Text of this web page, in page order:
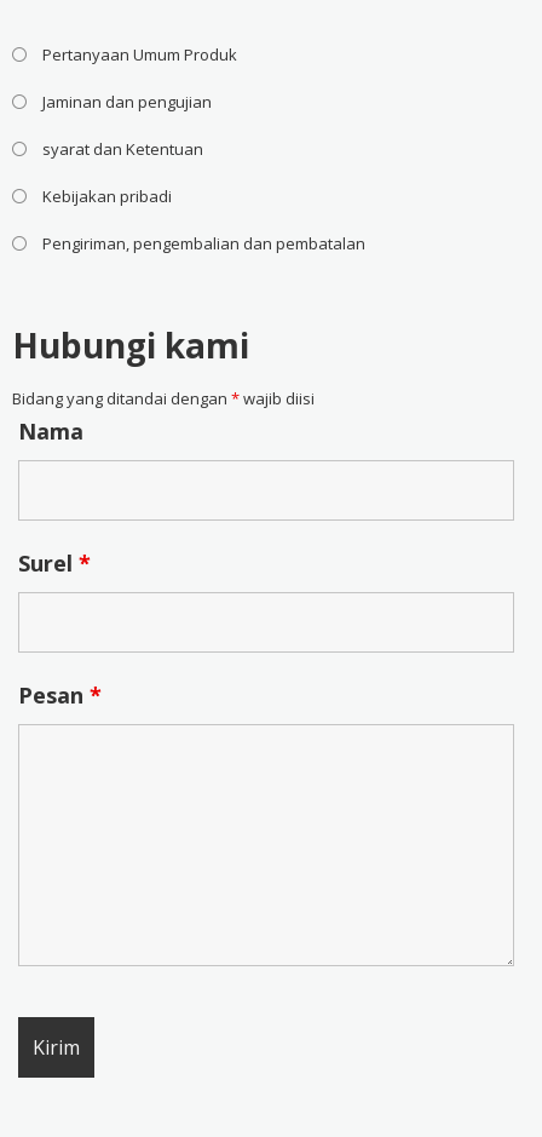
Pertanyaan Umum Produk
Jaminan dan pengujian
syarat dan Ketentuan
Kebijakan pribadi
Pengiriman, pengembalian dan pembatalan
Hubungi kami
Bidang yang ditandai dengan *wajib diisi
Nama
Surel *
Pesan *